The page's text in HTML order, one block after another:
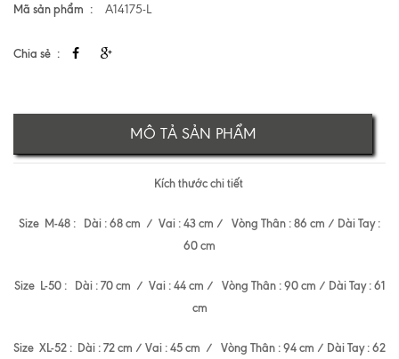
Mã sản phẩm A14175-L
Chia sẻ
MÔ TẢ SẢN PHẨM
Kích thước chi tiết
Size M-48 : Dài : 68 cm / Vai : 43 cm / Vòng Thân : 86 cm / Dài Tay :
60 cm
Size L-50 : Dài : 70 cm / Vai : 44 cm / Vòng Thân : 90 cm / Dài Tay : 61
cm
Size XL-52 : Dài : 72 cm / Vai : 45 cm / Vòng Thân : 94 cm / Dài Tay : 62